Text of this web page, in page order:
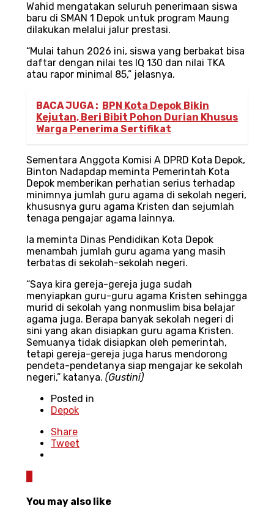
Wahid mengatakan seluruh penerimaan siswa
baru di SMAN 1 Depok untuk program Maung
dilakukan melalui jalur prestasi.
“Mulai tahun 2026 ini, siswa yang berbakat bisa
daftar dengan nilai tes IQ 130 dan nilai TKA
atau rapor minimal 85,” jelasnya.
BACA JUGA : BPN Kota Depok Bikin
Kejutan, Beri Bibit Pohon Durian Khusus
Warga Penerima Sertifikat
Sementara Anggota Komisi A DPRD Kota Depok,
Binton Nadapdap meminta Pemerintah Kota
Depok memberikan perhatian serius terhadap
minimnya jumlah guru agama di sekolah negeri,
khususnya guru agama Kristen dan sejumlah
tenaga pengajar agama lainnya.
Ia meminta Dinas Pendidikan Kota Depok
menambah jumlah guru agama yang masih
terbatas di sekolah-sekolah negeri.
“Saya kira gereja-gereja juga sudah
menyiapkan guru-guru agama Kristen sehingga
murid di sekolah yang nonmuslim bisa belajar
agama juga. Berapa banyak sekolah negeri di
sini yang akan disiapkan guru agama Kristen.
Semuanya tidak disiapkan oleh pemerintah,
tetapi gereja-gereja juga harus mendorong
pendeta-pendetanya siap mengajar ke sekolah
negeri,” katanya. (Gustini)
Posted in
Depok
Share
Tweet
You may also like